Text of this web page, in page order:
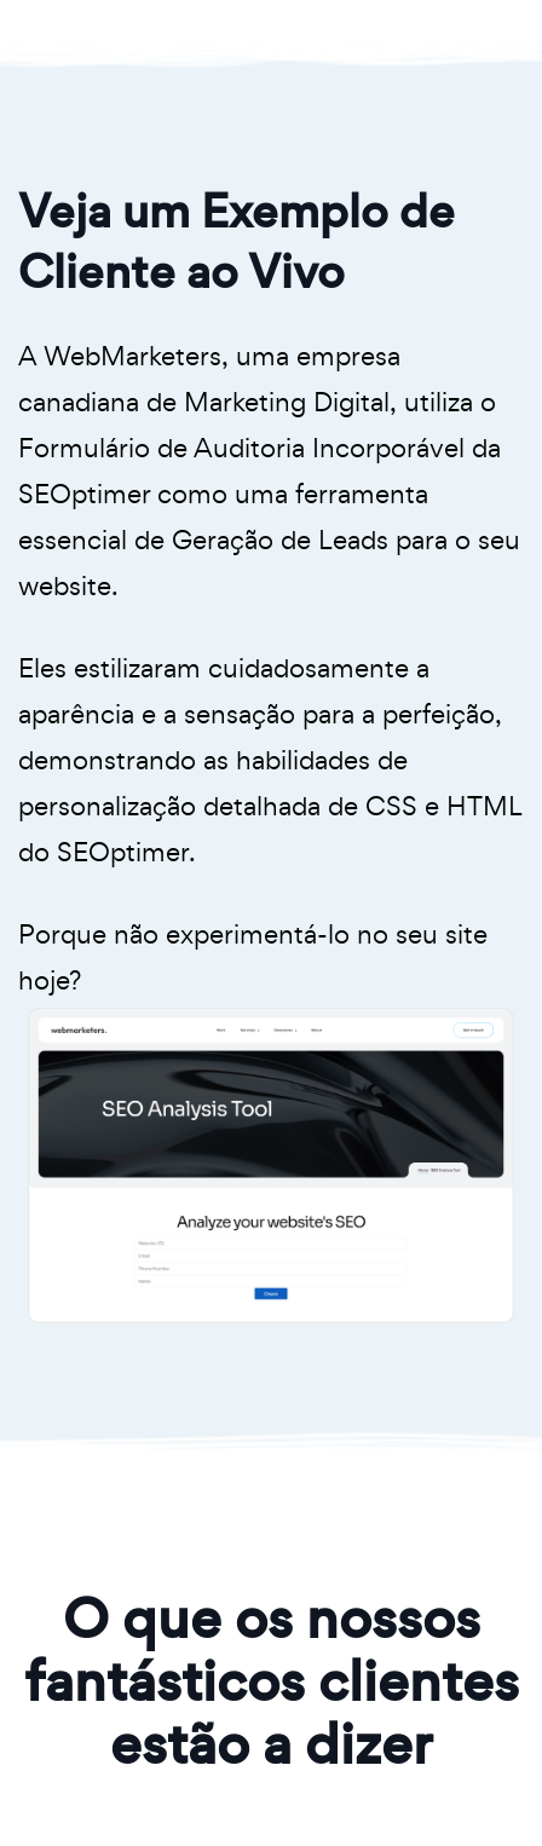
Veja um Exemplo de
Cliente ao Vivo
A WebMarketers, uma empresa
canadiana de Marketing Digital, utiliza o
Formulário de Auditoria Incorporável da
SEOptimer como uma ferramenta
essencial de Geração de Leads para o seu
website.
Eles estilizaram cuidadosamente a
aparência e a sensação para a perfeição,
demonstrando as habilidades de
personalização detalhada de CSS e HTML
do SEOptimer.
Porque não experimentá-lo no seu site
hoje?
O que os nossos
fantásticos clientes
estão a dizer